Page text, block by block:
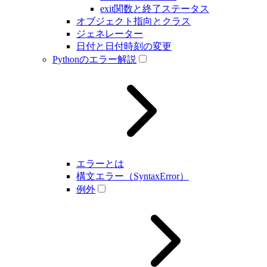
exit関数と終了ステータス
オブジェクト指向とクラス
ジェネレーター
日付と日付時刻の変更
Pythonのエラー解説
エラーとは
構文エラー（SyntaxError）
例外